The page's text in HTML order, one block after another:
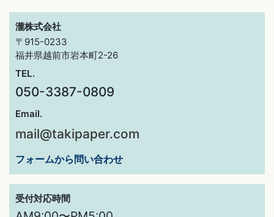
瀧株式会社
〒915-0233
福井県越前市岩本町2-26
TEL.
050-3387-0809
Email.
mail@takipaper.com
フォームから問い合わせ
受付対応時間